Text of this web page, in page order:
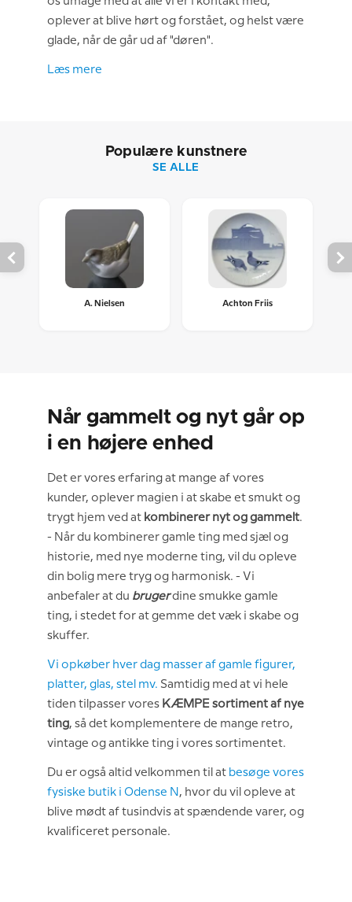
oplever at blive hørt og forstået, og helst være
glade, når de går ud af "døren".
Læs mere
Populære kunstnere
SE ALLE
A. Nielsen Achton Friis
Når gammelt og nyt går op
i en højere enhed
Det er vores erfaring at mange af vores
kunder, oplever magien i at skabe et smukt og
trygt hjem ved at kombinerer nyt og gammelt.
- Når du kombinerer gamle ting med sjæl og
historie, med nye moderne ting, vil du opleve
din bolig mere tryg og harmonisk. - Vi
anbefaler at du brugerdine smukke gamle
ting, i stedet for at gemme det væk i skabe og
skuffer.
Vi opkøber hver dag masser af gamle figurer,
platter, glas, stel mv. Samtidig med at vi hele
tiden tilpasser vores KÆMPE sortiment af nye
ting, så det komplementere de mange retro,
vintage og antikke ting i vores sortimentet.
Du er også altid velkommen til at besøge vores
fysiske butik i Odense N , hvor du vil opleve at
blive mødt af tusindvis at spændende varer, og
kvalificeret personale.